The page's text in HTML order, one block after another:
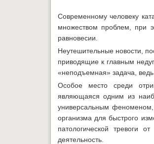
Современному человеку
множеством проблем, при
равновесии.
Неутешительные новости,
приводящие к главным
«неподъемная» задача, ведь
Особое место среди
являющаяся одним из
универсальным
организма для быстрого
патологической тревоги
деятельность.